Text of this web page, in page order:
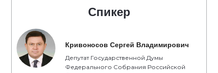
Спикер
Кривоносов Сергей Владимирович
Депутат Государственной Думы
Федерального Собрания Российской